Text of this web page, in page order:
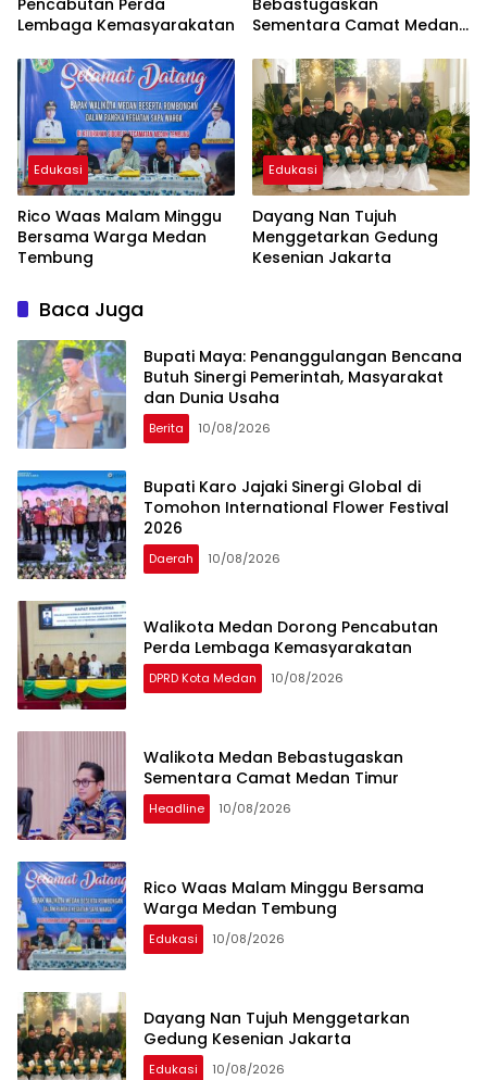
Pencabutan Perda
Lembaga Kemasyarakatan
Bebastugaskan
Sementara Camat Medan
Edukasi
Rico Waas Malam Minggu
Bersama Warga Medan
Tembung
Edukasi
Dayang Nan Tujuh
Menggetarkan Gedung
Kesenian Jakarta
Baca Juga
Bupati Maya: Penanggulangan Bencana
Butuh Sinergi Pemerintah, Masyarakat
dan Dunia Usaha
Berita 10/08/2026
Bupati Karo Jajaki Sinergi Global di
Tomohon International Flower Festival
2026
Daerah 10/08/2026
Walikota Medan Dorong Pencabutan
Perda Lembaga Kemasyarakatan
DPRD Kota Medan 10/08/2026
Walikota Medan Bebastugaskan
Sementara Camat Medan Timur
Headline 10/08/2026
Rico Waas Malam Minggu Bersama
Warga Medan Tembung
Edukasi 10/08/2026
Dayang Nan Tujuh Menggetarkan
Gedung Kesenian Jakarta
Edukasi 10/08/2026